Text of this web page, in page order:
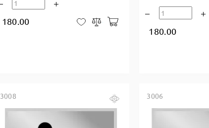
180.00 В закладки
Сравнить
180.00
3008 3006